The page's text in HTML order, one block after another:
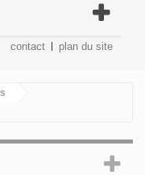
contact plan du site